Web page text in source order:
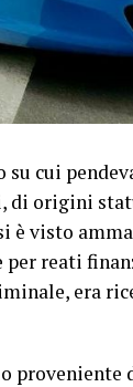
cui
di origini
è visto
per reati
era
proveniente